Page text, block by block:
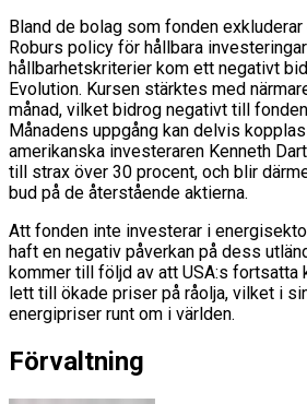
Bland de bolag som fonden
Roburs policy för hållbara
hållbarhetskriterier kom ett negativt
Evolution. Kursen stärktes med
månad, vilket bidrog negativt till
Månadens uppgång kan delvis
amerikanska investeraren Kenneth
till strax över 30 procent, och blir
bud på de återstående aktierna.
Att fonden inte investerar i
haft en negativ påverkan på dess
kommer till följd av att USA:s fortsatta
lett till ökade priser på råolja, vilket i
energipriser runt om i världen.
Förvaltning